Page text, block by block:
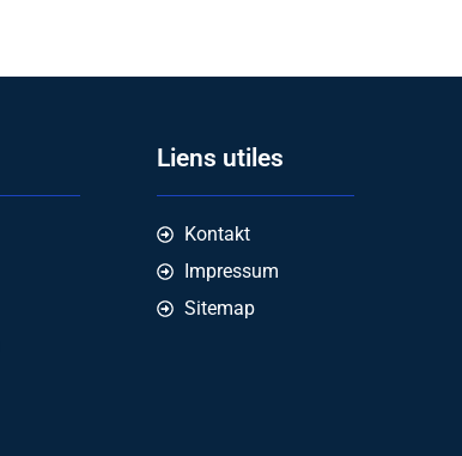
Liens utiles
Kontakt
Impressum
Sitemap